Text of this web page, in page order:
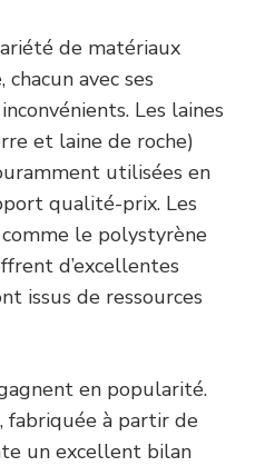
de matériaux
avec ses
Les laines
et laine de roche)
utilisées en
qualité-prix. Les
le polystyrène
d’excellentes
issus de ressources
en popularité.
fabriquée à partir de
un excellent bilan